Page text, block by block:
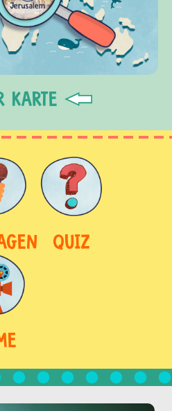
KARTE
QUIZ